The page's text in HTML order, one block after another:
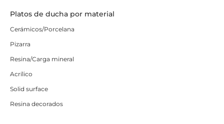
Platos de ducha por material
Cerámicos/Porcelana
Pizarra
Resina/Carga mineral
Acrílico
Solid surface
Resina decorados